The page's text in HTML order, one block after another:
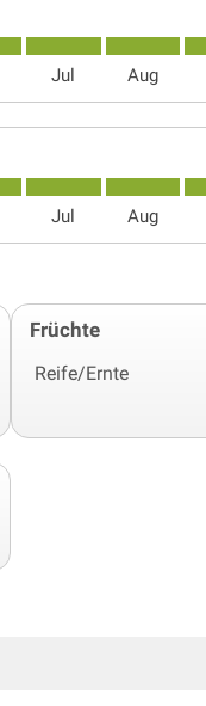
Jul Aug
Jul Aug
Früchte
Reife/Ernte